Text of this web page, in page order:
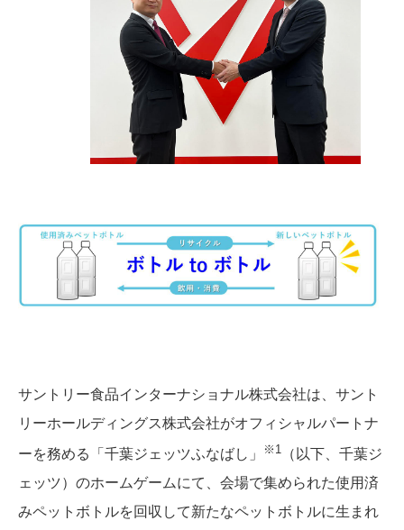
サントリー食品インターナショナル株式会社は、サント
リーホールディングス株式会社がオフィシャルパートナ
ーを務める「千葉ジェッツふなばし」 ※1
（以下、千葉ジ
ェッツ）のホームゲームにて、会場で集められた使用済
みペットボトルを回収して新たなペットボトルに生まれ